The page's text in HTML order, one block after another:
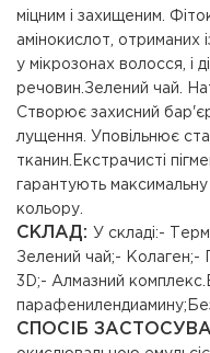
міцним і захищеним.
амінокислот, отриманих
у мікрозонах волосся, і
речовин.Зелений чай.
Створює захисний бар'єр
лущення. Уповільнює
тканин.Екстрачисті
гарантують максимальну
кольору.
СКЛАД: У складі:-
Зелений чай;- Колаген;-
3D;- Алмазний
СПОСІБ